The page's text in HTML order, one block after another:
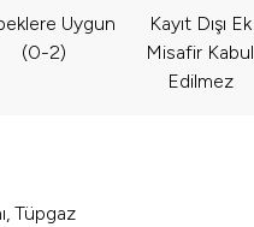
Uygun
(0-2)
Kayıt Dışı Ek
Misafir Kabul
Edilmez
Tüpgaz